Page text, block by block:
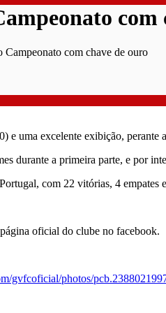
com
Campeonato com chave de ouro
e uma excelente exibição,
durante a primeira parte, e por
com 22 vitórias, 4 empates
oficial do clube no facebook.
gvfcoficial/photos/